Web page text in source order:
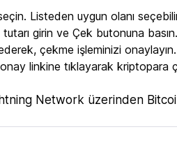
seçin. Listeden uygun olanı
girin ve Çek butonuna basın.
çekme işleminizi onaylayın.
linkine tıklayarak kriptopara
Network üzerinden